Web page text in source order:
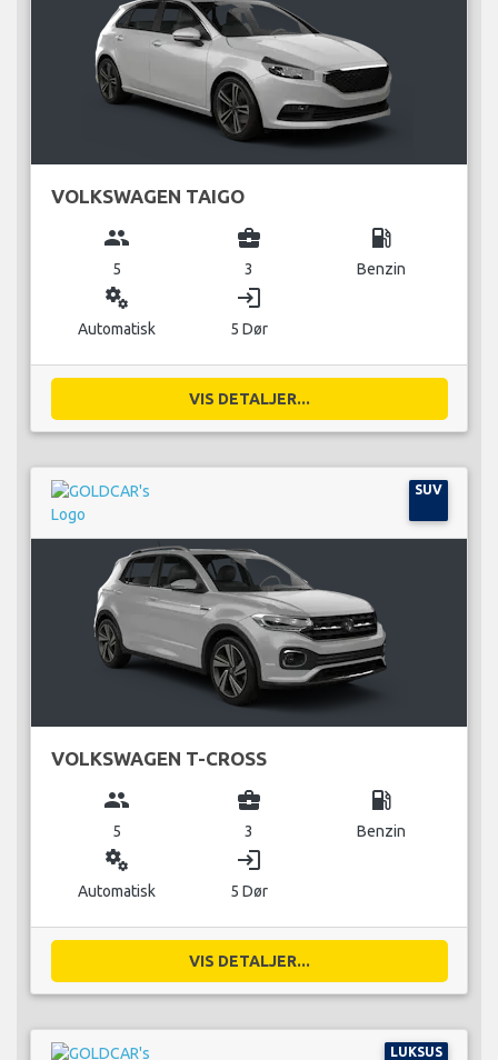
VOLKSWAGEN TAIGO
group
5
business_center
3
local_gas_station
Benzin
miscellaneous_services
Automatisk
login
5 Dør
VIS DETALJER...
SUV
VOLKSWAGEN T-CROSS
group
5
business_center
3
local_gas_station
Benzin
miscellaneous_services
Automatisk
login
5 Dør
VIS DETALJER...
LUKSUS